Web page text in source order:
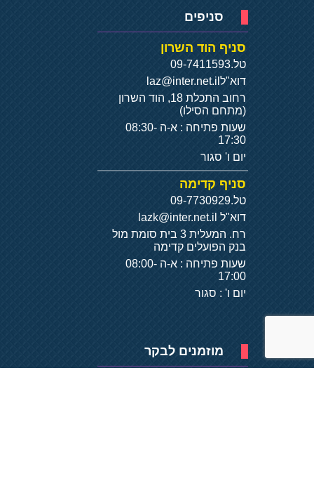
סניפים
סניף הוד השרון
טל.09-7411593
דוא"ל laz@inter.net.il
רחוב התכלת 18, הוד השרון
(מתחם הסילו)
שעות פתיחה : א-ה 08:30-
17:30
יום ו' סגור
סניף קדימה
טל.09-7730929
דוא"ל
רח. המעלית 3 בית סומת מול
בנק הפועלים קדימה
שעות פתיחה : א-ה 08:00-
17:00
יום ו' : סגור
מוזמנים לבקר